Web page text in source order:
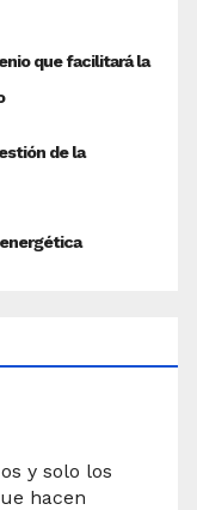
y solo los
hacen